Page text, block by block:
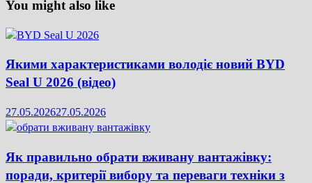
You might also like
Якими характеристиками володіє новий BYD
Seal U 2026 (відео)
27.05.202627.05.2026
Як правильно обрати вживану вантажівку:
поради, критерії вибору та переваги техніки з